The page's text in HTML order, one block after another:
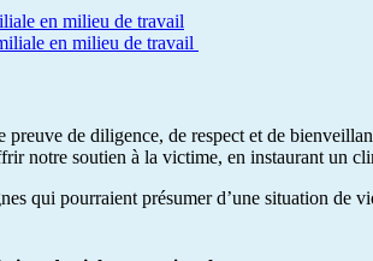
en milieu de travail
en milieu de travail
de diligence, de respect et de
notre soutien à la victime, en instaurant un
qui pourraient présumer d’une situation